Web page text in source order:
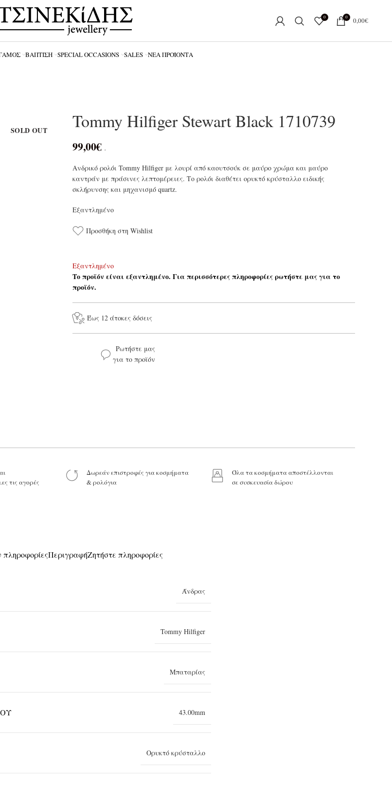
0 0 0,00€
ΒΆΠΤΙΣΗ SPECIAL OCCASIONS SALES ΝΈΑ ΠΡΟΪΌΝΤΑ
SOLD OUT Tommy Hilfiger Stewart Black 1710739
99,00€ .
Ανδρικό ρολόι Tommy Hilfiger με λουρί από καουτσούκ σε μαύρο χρώμα και μαύρο
καντράν με πράσινες λεπτομέρειες. Το ρολόι διαθέτει ορυκτό κρύσταλλο ειδικής
σκλήρυνσης και μηχανισμό quartz.
Εξαντλημένο
Προσθήκη στη Wishlist
Εξαντλημένο
Το προϊόν είναι εξαντλημένο. Για περισσότερες πληροφορίες ρωτήστε μας για το
προϊόν.
Έως 12 άτοκες δόσεις
Ρωτήστε μας
για το προϊόν
τις αγορές
Δωρεάν επιστροφές για κοσμήματα
& ρολόγια
Όλα τα κοσμήματα αποστέλλονται
σε συσκευασία δώρου
πληροφορίεςΠεριγραφήΖητήστε πληροφορίες
Άνδρας
Tommy Hilfiger
Μπαταρίας
43.00mm
Ορυκτό κρύσταλλο